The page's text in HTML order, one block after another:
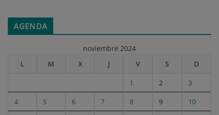
AGENDA
noviembre 2024
L
M X J V S D
1 2 3
4 5 6 7 8 9 10